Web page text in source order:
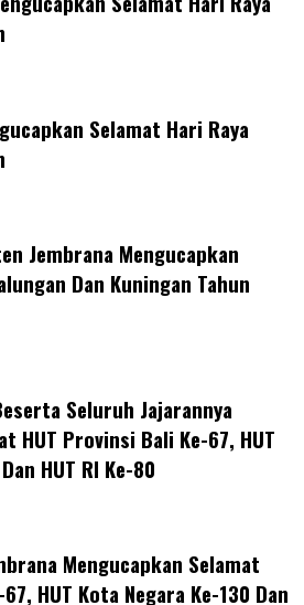
Selamat Hari Raya
Jembrana Mengucapkan
Dan Kuningan Tahun
Seluruh Jajarannya
HUT Provinsi Bali Ke-67, HUT
HUT RI Ke-80
Mengucapkan Selamat
HUT Kota Negara Ke-130 Dan